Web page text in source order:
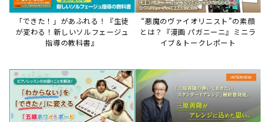
サイトからのお知らせ
ータについて
2026年7月27日
本件は、ディスクラビアをヤマハミュージックデー